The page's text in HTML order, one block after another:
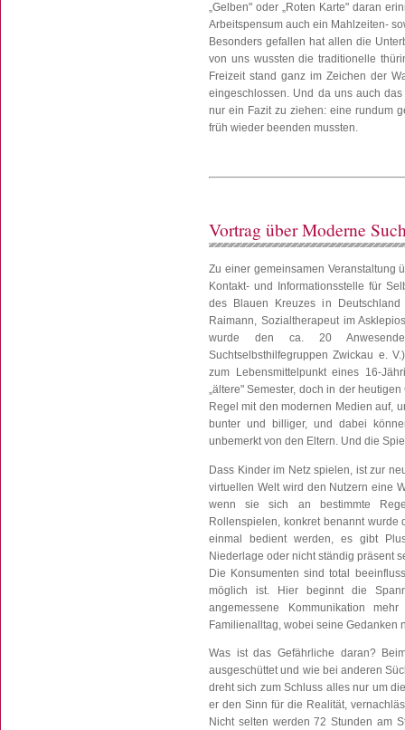
„Gelben" oder „Roten Karte" daran
Arbeitspensum auch ein Mahlzeiten-
Besonders gefallen hat allen die
von uns wussten die traditionelle
Freizeit stand ganz im Zeichen der
eingeschlossen. Und da uns auch
nur ein Fazit zu ziehen: eine rundum
früh wieder beenden mussten.
Vortrag über Moderne
Zu einer gemeinsamen Veranstaltung
Kontakt- und Informationsstelle für
des Blauen Kreuzes in
Raimann, Sozialtherapeut im
wurde den ca. 20
Suchtselbsthilfegruppen Zwickau e.
zum Lebensmittelpunkt eines 16-
„ältere" Semester, doch in der
Regel mit den modernen Medien auf,
bunter und billiger, und dabei
unbemerkt von den Eltern. Und die
Dass Kinder im Netz spielen, ist zur
virtuellen Welt wird den Nutzern eine
wenn sie sich an bestimmte
Rollenspielen, konkret benannt wurde
einmal bedient werden, es gibt
Niederlage oder nicht ständig präsent
Die Konsumenten sind total
möglich ist. Hier beginnt die
angemessene Kommunikation
Familienalltag, wobei seine Gedanken
Was ist das Gefährliche daran?
ausgeschüttet und wie bei anderen
dreht sich zum Schluss alles nur um
er den Sinn für die Realität,
Nicht selten werden 72 Stunden am